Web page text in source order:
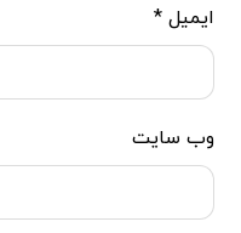
ایمیل*
وب‌ سایت